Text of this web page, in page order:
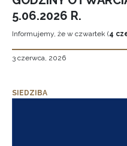
5.06.2026 R.
Informujemy, że w czwartek (4
3 czerwca, 2026
SIEDZIBA